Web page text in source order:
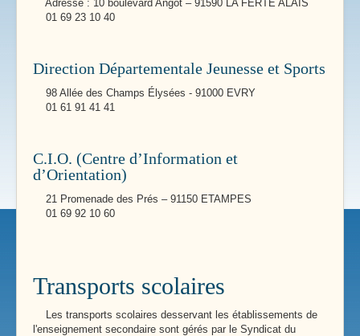
Adresse : 10 boulevard Angot – 91590 LA FERTE ALAIS
01 69 23 10 40
Direction Départementale Jeunesse et Sports
98 Allée des Champs Élysées - 91000 EVRY
01 61 91 41 41
C.I.O. (Centre d’Information et
d’Orientation)
21 Promenade des Prés – 91150 ETAMPES
01 69 92 10 60
Transports scolaires
Les transports scolaires desservant les établissements de
l'enseignement secondaire sont gérés par le Syndicat du